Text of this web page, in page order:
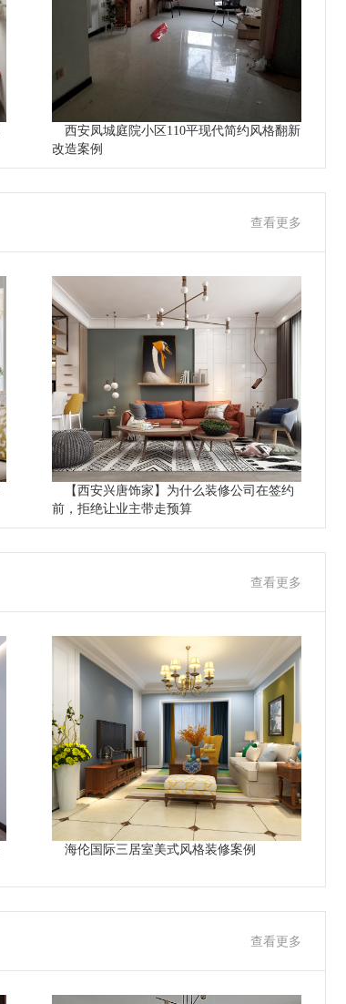
西安凤城庭院小区110平现代简约风格翻新
改造案例
查看更多
【西安兴唐饰家】为什么装修公司在签约
前，拒绝让业主带走预算
查看更多
海伦国际三居室美式风格装修案例
查看更多